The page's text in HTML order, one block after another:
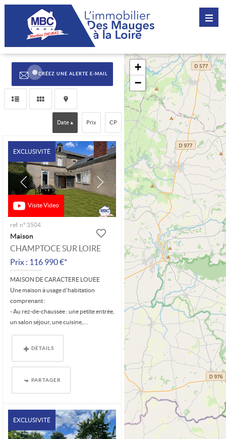
CRÉEZ UNE ALERTE E-MAIL
Date Prix CP
Visite Video
EXCLUSIVITÉ
ref. n° 3504
Maison
CHAMPTOCE SUR LOIRE
Prix : 116 990 €*
MAISON DE CARACTERE LOUEE
Une maison à usage d'habitation
comprenant :
- Au rez-de-chaussée : une petite entrée,
un salon séjour, une cuisine,...
DÉTAILS
PARTAGER
EXCLUSIVITÉ